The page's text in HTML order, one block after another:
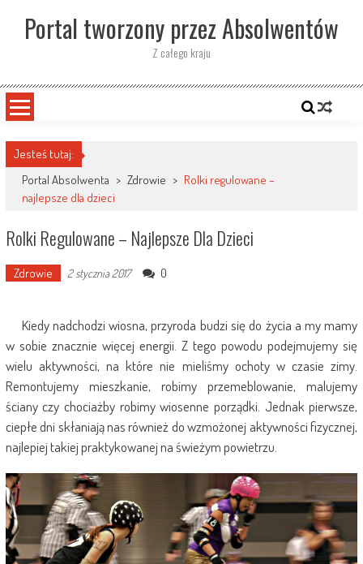
contentPortal tworzony przez Absolwentów
Z całego kraju
Jesteś tutaj:
Portal Absolwenta > Zdrowie > Rolki regulowane –
najlepsze dla dzieci
Rolki Regulowane – Najlepsze Dla Dzieci
Zdrowie 2 stycznia 2017 0
Kiedy nadchodzi wiosna, przyroda budzi się do życia a my mamy
w sobie znacznie więcej energii. Z tego powodu podejmujemy się
wielu aktywności, na które nie mieliśmy ochoty w czasie zimy.
Remontujemy mieszkanie, robimy przemeblowanie, malujemy
ściany czy chociażby robimy wiosenne porządki. Jednak pierwsze,
ciepłe dni skłaniają nas również do wzmożonej aktywności fizycznej,
najlepiej takiej praktykowanej na świeżym powietrzu.